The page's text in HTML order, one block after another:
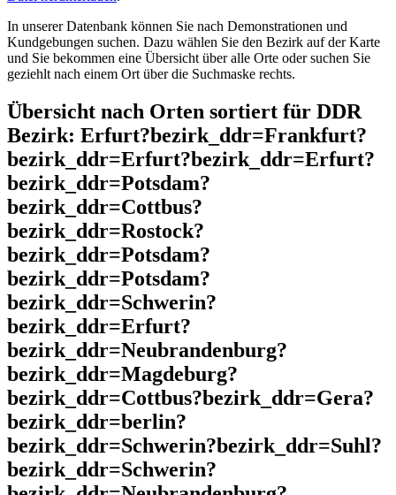
In unserer Datenbank können Sie nach Demonstrationen und
Kundgebungen suchen. Dazu wählen Sie den Bezirk auf der Karte
und Sie bekommen eine Übersicht über alle Orte oder suchen Sie
geziehlt nach einem Ort über die Suchmaske rechts.
Übersicht nach Orten sortiert für DDR
Bezirk: Erfurt?bezirk_ddr=Frankfurt?
bezirk_ddr=Erfurt?bezirk_ddr=Erfurt?
bezirk_ddr=Potsdam?
bezirk_ddr=Cottbus?
bezirk_ddr=Rostock?
bezirk_ddr=Potsdam?
bezirk_ddr=Potsdam?
bezirk_ddr=Schwerin?
bezirk_ddr=Erfurt?
bezirk_ddr=Neubrandenburg?
bezirk_ddr=Magdeburg?
bezirk_ddr=Cottbus?bezirk_ddr=Gera?
bezirk_ddr=berlin?
bezirk_ddr=Schwerin?bezirk_ddr=Suhl?
bezirk_ddr=Schwerin?